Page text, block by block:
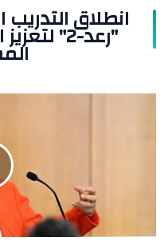
انطلاق"رعد-2"
مستجدات